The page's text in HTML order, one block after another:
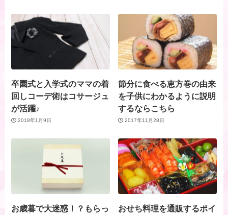
卒園式と入学式のママの着
回しコーデ術はコサージュ
が活躍♪
2018年1月9日
節分に食べる恵方巻の由来
を子供にわかるように説明
するならこちら
2017年11月28日
お歳暮で大迷惑！？もらっ
おせち料理を通販するポイ